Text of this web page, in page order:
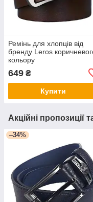
Ремінь для хлопців від
бренду Leros
кольору
649 ₴
Купити
Акційні пропозиції
–34%